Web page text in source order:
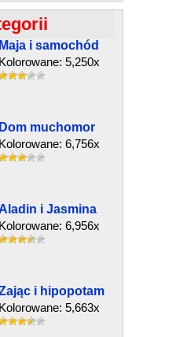
Maja i samochód
Kolorowane: 5,250x
Dom muchomor
Kolorowane: 6,756x
i Jasmina
Kolorowane: 6,956x
i hipopotam
Kolorowane: 5,663x